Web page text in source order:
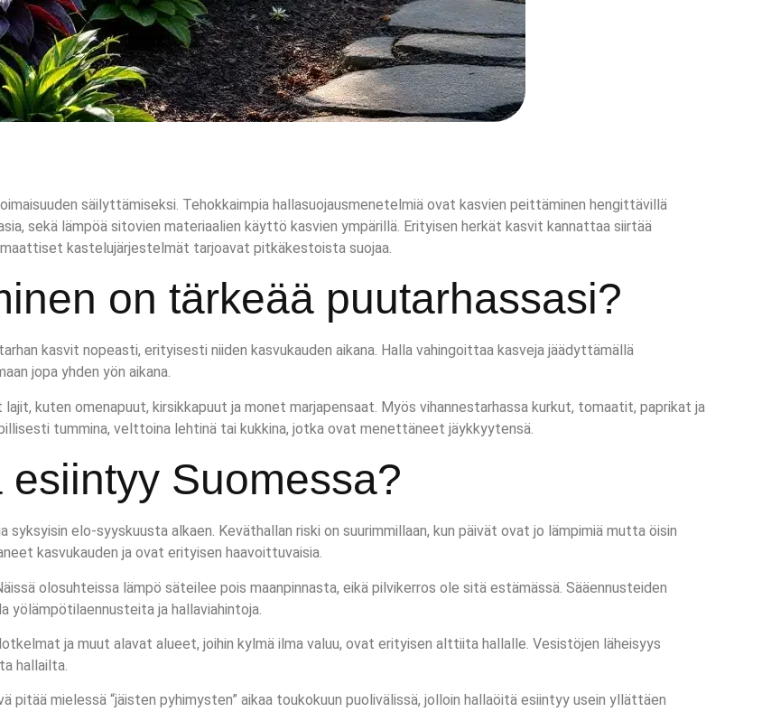
säilyttämiseksi. Tehokkaimpia hallasuojausmenetelmiä ovat kasvien peittäminen hengittävillä
sekä lämpöä sitovien materiaalien käyttö kasvien ympärillä. Erityisen herkät kasvit kannattaa siirtää
kastelujärjestelmät tarjoavat pitkäkestoista suojaa.
on tärkeää puutarhassasi?
kasvit nopeasti, erityisesti niiden kasvukauden aikana. Halla vahingoittaa kasveja jäädyttämällä
jopa yhden yön aikana.
kuten omenapuut, kirsikkapuut ja monet marjapensaat. Myös vihannestarhassa kurkut, tomaatit, paprikat ja
tummina, velttoina lehtinä tai kukkina, jotka ovat menettäneet jäykkyytensä.
Suomessa?
elo-syyskuusta alkaen. Keväthallan riski on suurimmillaan, kun päivät ovat jo lämpimiä mutta öisin
kasvukauden ja ovat erityisen haavoittuvaisia.
olosuhteissa lämpö säteilee pois maanpinnasta, eikä pilvikerros ole sitä estämässä. Sääennusteiden
yölämpötilaennusteita ja hallaviahintoja.
ja muut alavat alueet, joihin kylmä ilma valuu, ovat erityisen alttiita hallalle. Vesistöjen läheisyys
hallailta.
pitää mielessä “jäisten pyhimysten” aikaa toukokuun puolivälissä, jolloin hallaöitä esiintyy usein yllättäen